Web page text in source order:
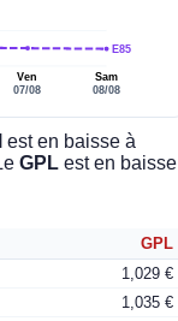
Ven
07/08
Sam
08/08
E85
est en baisse à
GPL est en baisse
GPL
1,029 €
1,035 €